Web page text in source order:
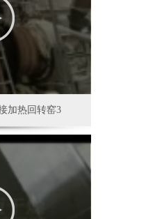
加热回转窑3